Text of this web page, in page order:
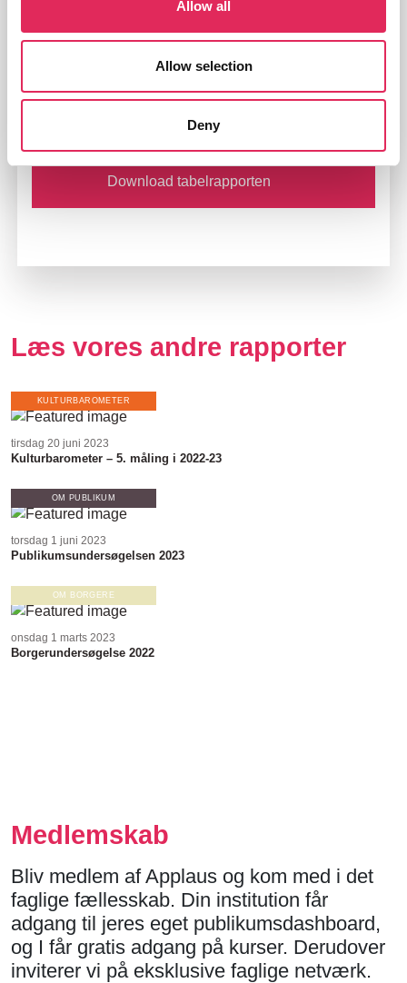
Allow all
Allow selection
Deny
Spørgsmålene varierer fra måling til måling, og derfor
Download tabelrapporten
Læs vores andre rapporter
KULTURBAROMETER
tirsdag 20 juni 2023
Kulturbarometer – 5. måling i 2022-23
OM PUBLIKUM
torsdag 1 juni 2023
Publikumsundersøgelsen 2023
OM BORGERE
onsdag 1 marts 2023
Borgerundersøgelse 2022
Medlemskab
Bliv medlem af Applaus og kom med i det
faglige fællesskab. Din institution får
adgang til jeres eget publikumsdashboard,
og I får gratis adgang på kurser. Derudover
inviterer vi på eksklusive faglige netværk.